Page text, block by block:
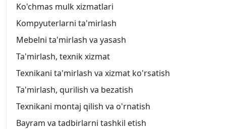
Ko'chmas mulk xizmatlari
Kompyuterlarni ta'mirlash
Mebelni ta'mirlash va yasash
Ta'mirlash, texnik xizmat
Texnikani ta'mirlash va xizmat ko'rsatish
Ta'mirlash, qurilish va bezatish
Texnikani montaj qilish va o'rnatish
Bayram va tadbirlarni tashkil etish